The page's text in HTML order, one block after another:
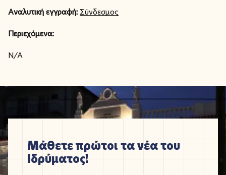
Αναλυτική εγγραφή: Σύνδεσμος
Περιεχόμενα:
N/A
Μάθετε πρώτοι τα νέα του
Ιδρύματος!